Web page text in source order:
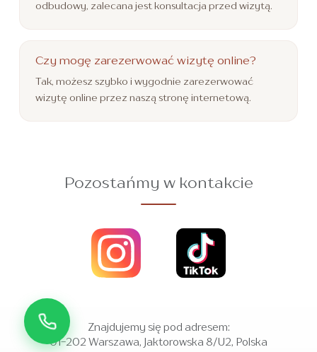
odbudowy, zalecana jest konsultacja przed wizytą.
Czy mogę zarezerwować wizytę online?
Tak, możesz szybko i wygodnie zarezerwować
wizytę online przez naszą stronę internetową.
Pozostańmy w kontakcie
Znajdujemy się pod adresem:
01-202 Warszawa, Jaktorowska 8/U2, Polska